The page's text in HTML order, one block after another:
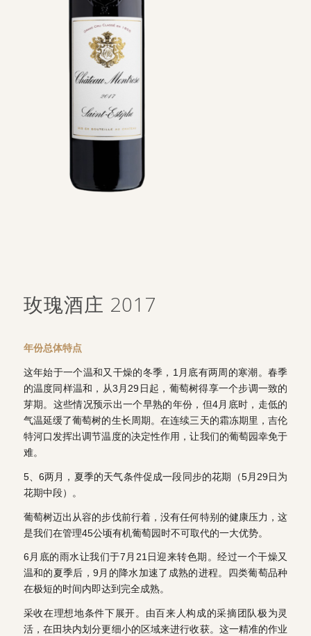
玫瑰酒庄 2017
年份总体特点
这年始于一个温和又干燥的冬季，1月底有两周的寒潮。春季
的温度同样温和，从3月29日起，葡萄树得享一个步调一致的
芽期。这些情况预示出一个早熟的年份，但4月底时，走低的
气温延缓了葡萄树的生长周期。在连续三天的霜冻期里，吉伦
特河口发挥出调节温度的决定性作用，让我们的葡萄园幸免于
难。
5、6两月，夏季的天气条件促成一段同步的花期（5月29日为
花期中段）。
葡萄树迈出从容的步伐前行着，没有任何特别的健康压力，这
是我们在管理45公顷有机葡萄园时不可取代的一大优势。
6月底的雨水让我们于7月21日迎来转色期。经过一个干燥又
温和的夏季后，9月的降水加速了成熟的进程。四类葡萄品种
在极短的时间内即达到完全成熟。
采收在理想地条件下展开。由百来人构成的采摘团队极为灵
活，在田块内划分更细小的区域来进行收获。这一精准的作业